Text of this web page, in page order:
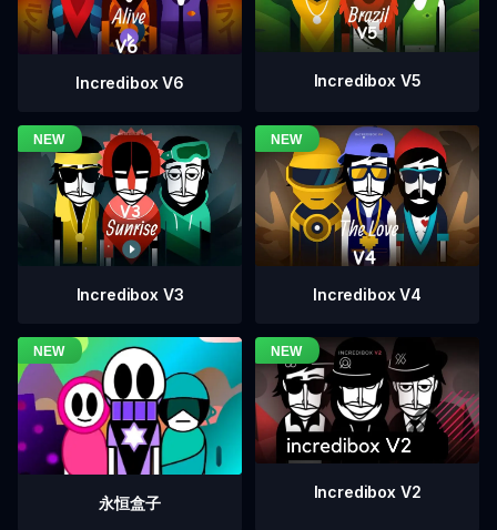
Incredibox V6 Incredibox V5
Incredibox V3 Incredibox V4
永恒盒子
Incredibox V2